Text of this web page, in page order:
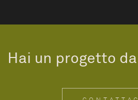
Hai un progetto